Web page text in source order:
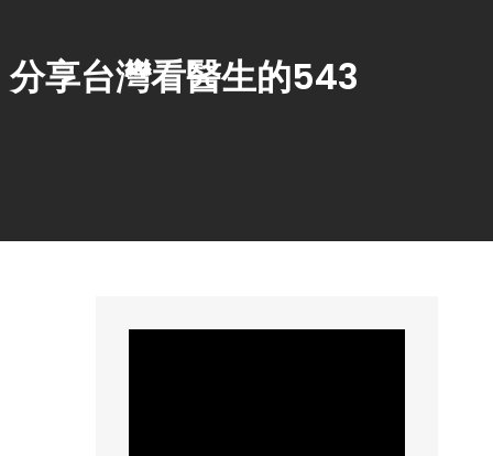
享台灣看醫生的543